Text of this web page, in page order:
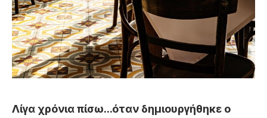
Λίγα χρόνια πίσω…όταν δημιουργήθηκε ο